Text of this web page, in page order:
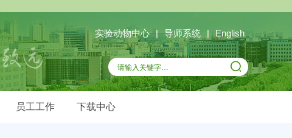
实验动物中心 | 导师系统 | English
员工工作 下载中心